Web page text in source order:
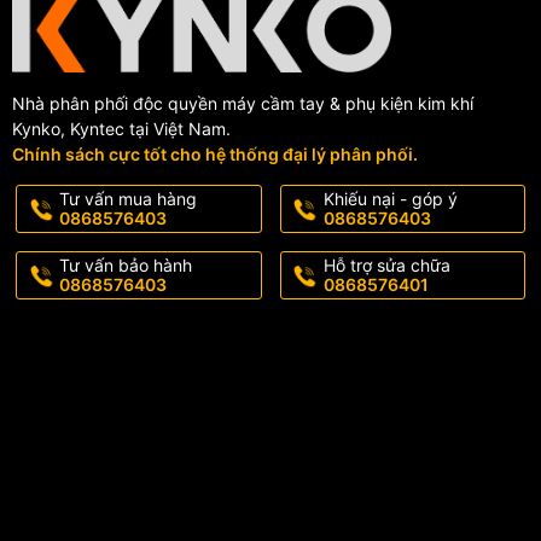
Nhà phân phối độc quyền máy cầm tay & phụ kiện kim khí
Kynko, Kyntec tại Việt Nam.
Chính sách cực tốt cho hệ thống đại lý phân phối.
Tư vấn mua hàng
0868576403
Khiếu nại - góp ý
0868576403
Tư vấn bảo hành
0868576403
Hỗ trợ sửa chữa
0868576401